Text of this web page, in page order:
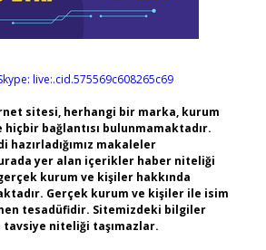
live:.cid.575569c608265c69
sitesi, herhangi bir marka, kurum
hiçbir bağlantısı bulunmamaktadır.
hazırladığımız makaleler
yer alan içerikler haber niteliği
kurum ve kişiler hakkında
Gerçek kurum ve kişiler ile isim
tesadüfidir. Sitemizdeki bilgiler
niteliği taşımazlar.